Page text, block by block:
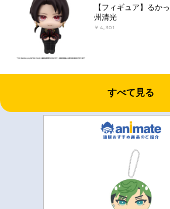
【フィギュア】るか
州清光
￥4,301
すべて見る